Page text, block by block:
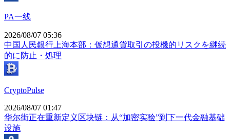
PA一线
2026/08/07 05:36
中国人民銀行上海本部：仮想通貨取引の投機的リスクを継続
的に防止・処理
CryptoPulse
2026/08/07 01:47
华尔街正在重新定义区块链：从“加密实验”到下一代金融基础
设施